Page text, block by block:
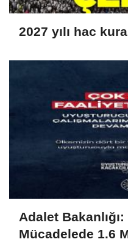
2027 yılı hac
Adalet Bakanlığı:
Mücadelede 1.6